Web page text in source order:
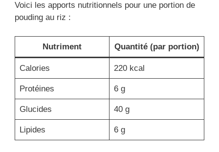
Voici les apports nutritionnels pour une portion de
pouding au riz :
Nutriment Quantité (par portion)
Calories 220 kcal
Protéines 6 g
Glucides 40 g
Lipides 6 g